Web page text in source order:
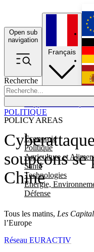
Open sub
navigation
Recherche
POLICY AREAS
Economie
Politique
Agriculture et
Santé
Technologies
Energie,
Défense
Français
soupçons se
Chine
Tous les matins, Les
l’Europe
POLITIQUE
Réseau EURACTIV